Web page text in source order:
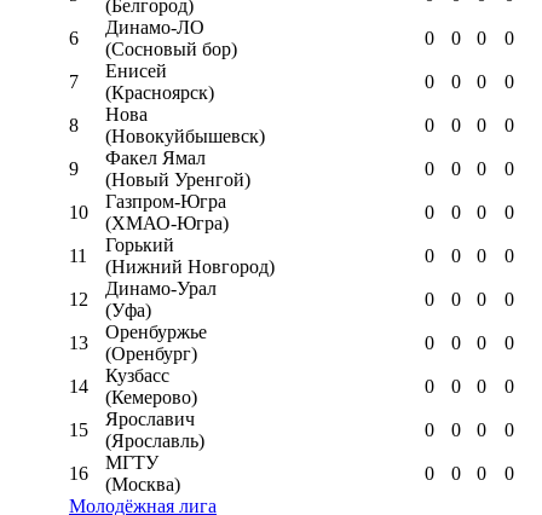
(Белгород)
6
Динамо-ЛО
(Сосновый бор)
0 0 0 0
7
Енисей
(Красноярск)
0 0 0 0
8
Нова
(Новокуйбышевск)
0 0 0 0
9
Факел Ямал
(Новый Уренгой)
0 0 0 0
10
Газпром-Югра
(ХМАО-Югра)
0 0 0 0
11
Горький
(Нижний Новгород)
0 0 0 0
12
Динамо-Урал
(Уфа)
0 0 0 0
13
Оренбуржье
(Оренбург)
0 0 0 0
14
Кузбасс
(Кемерово)
0 0 0 0
15
Ярославич
(Ярославль)
0 0 0 0
16
МГТУ
(Москва)
0 0 0
0
Молодёжная лига